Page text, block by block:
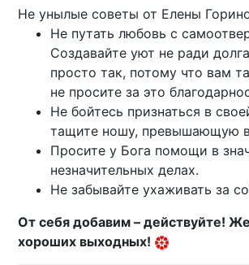
Не унылые советы от Елены
Не путать любовь с
Создавайте уют не ради
просто так, потому что вам
не просите за это
Не бойтесь признаться в
тащите ношу, превышающую
Просите у Бога помощи в
незначительных делах.
Не забывайте ухаживать за
От себя добавим – действуйте!
хороших выходных!